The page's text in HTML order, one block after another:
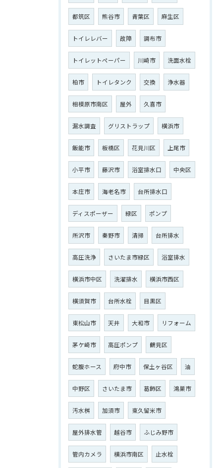
都筑区 熊谷市 青葉区 麻生区
トイレレバー 故障 調布市
トイレットペーパー 川崎市 洗面水栓
柏市 トイレタンク 交換 浄水器
相模原市南区 屋外 久喜市
漏水調査 グリストラップ 横浜市
飯能市 板橋区 花見川区 上尾市
小平市 藤沢市 浴室排水口 中央区
本庄市 海老名市 台所排水口
ディスポーザー 緑区 ポンプ
所沢市 秦野市 清掃 台所排水
高圧洗浄 さいたま市緑区 浴室排水
横浜市中区 洗濯排水 横浜市西区
横須賀市 台所水栓 目黒区
東松山市 天井 大和市 リフォーム
茅ケ崎市 高圧ポンプ 鶴見区
蛇腹ホース 府中市 保土ヶ谷区 油
中野区 さいたま市 葛飾区 鴻巣市
汚水桝 加須市 東久留米市
屋外排水管 越谷市 ふじみ野市
管内カメラ 横浜市南区 止水栓
ご相談はこちら